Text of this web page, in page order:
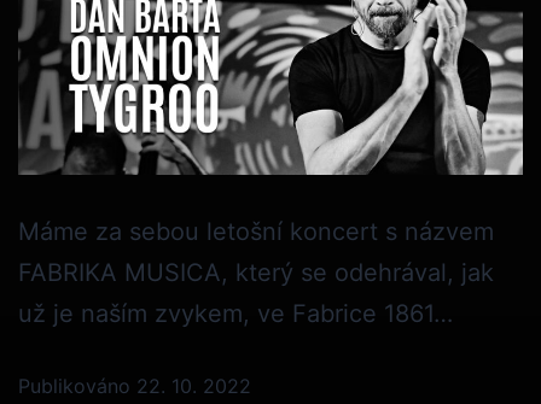
Máme za sebou letošní koncert s názvem
FABRIKA MUSICA, který se odehrával, jak
už je naším zvykem, ve Fabrice 1861…
Publikováno 22. 10. 2022